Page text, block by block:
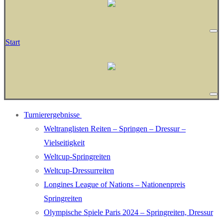
Start
Turnierergebnisse
Weltranglisten Reiten – Springen – Dressur –
Vielseitigkeit
Weltcup-Springreiten
Weltcup-Dressurreiten
Longines League of Nations – Nationenpreis
Springreiten
Olympische Spiele Paris 2024 – Springreiten, Dressur